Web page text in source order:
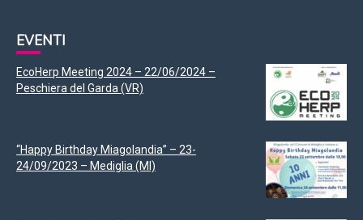
EVENTI
EcoHerp Meeting 2024 – 22/06/2024 –
Peschiera del Garda (VR)
“Happy Birthday Miagolandia” – 23-
24/09/2023 – Mediglia (MI)